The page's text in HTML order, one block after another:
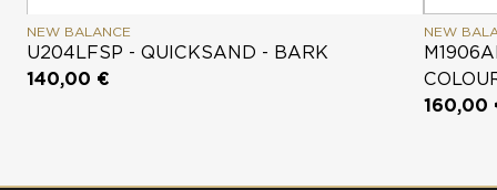
NEW BALANCE
U204LFSP - QUICKSAND - BARK
140,00 €
NEW
160,00